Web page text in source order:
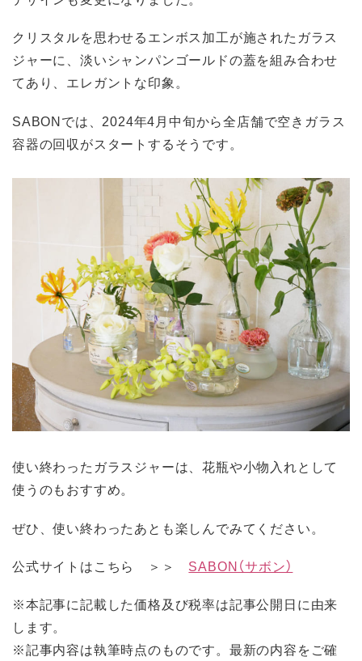
クリスタルを思わせるエンボス加工が施されたガラス
ジャーに、淡いシャンパンゴールドの蓋を組み合わせ
てあり、エレガントな印象。
SABONでは、2024年4月中旬から全店舗で空きガラス
容器の回収がスタートするそうです。
使い終わったガラスジャーは、花瓶や小物入れとして
使うのもおすすめ。
ぜひ、使い終わったあとも楽しんでみてください。
公式サイトはこちら ＞＞ SABON（サボン）
※本記事に記載した価格及び税率は記事公開日に由来
します。
※記事内容は執筆時点のものです。最新の内容をご確